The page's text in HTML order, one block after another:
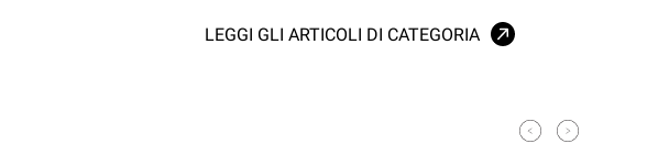
LEGGI GLI ARTICOLI DI CATEGORIA